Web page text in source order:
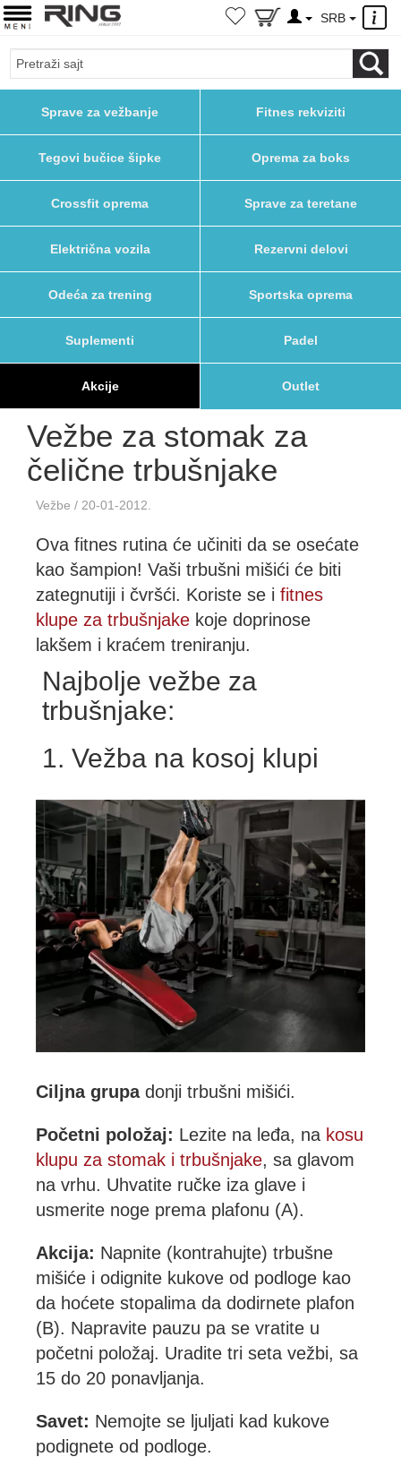
×
SRB
Sprave za vežbanje Fitnes rekviziti
Tegovi bučice šipke Oprema za boks
Crossfit oprema Sprave za teretane
Električna vozila Rezervni delovi
Odeća za trening Sportska oprema
Suplementi Padel
Akcije Outlet
Vežbe za stomak za
čelične trbušnjake
Vežbe / 20-01-2012.
Ova fitnes rutina će učiniti da se osećate
kao šampion! Vaši trbušni mišići će biti
zategnutiji i čvršći. Koriste se i fitnes
klupe za trbušnjake koje doprinose
lakšem i kraćem treniranju.
Najbolje vežbe za
trbušnjake:
1. Vežba na kosoj klupi
Ciljna grupa donji trbušni mišići.
Početni položaj: Lezite na leđa, na kosu
klupu za stomak i trbušnjake, sa glavom
na vrhu. Uhvatite ručke iza glave i
usmerite noge prema plafonu (A).
Akcija: Napnite (kontrahujte) trbušne
mišiće i odignite kukove od podloge kao
da hoćete stopalima da dodirnete plafon
(B). Napravite pauzu pa se vratite u
početni položaj. Uradite tri seta vežbi, sa
15 do 20 ponavljanja.
Savet: Nemojte se ljuljati kad kukove
podignete od podloge.